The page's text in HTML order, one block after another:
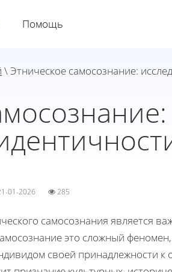
Помощь
\ Этническое самосознание:
21-01-2026 285
самосознания является
это сложный
своей принадлежности к